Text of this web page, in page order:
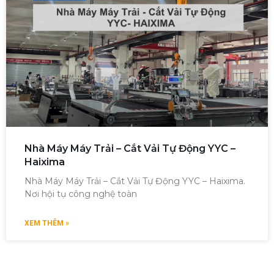
Nhà Máy Máy Trải – Cắt Vải Tự Động YYC –
Haixima
Nhà Máy Máy Trải – Cắt Vải Tự Động YYC – Haixima.
Nơi hội tụ công nghệ toàn
XEM THÊM »